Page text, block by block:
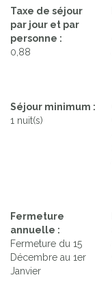
Taxe de séjour
par jour et par
personne :
0,88
Séjour minimum :
1 nuit(s)
Fermeture
annuelle :
Fermeture du 15
Décembre au 1er
Janvier